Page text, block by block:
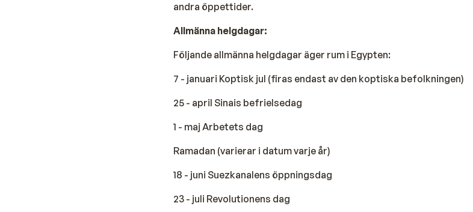
andra öppettider.
Allmänna helgdagar:
Följande allmänna helgdagar äger rum i Egypten:
7 - januari Koptisk jul (firas endast av den koptiska befolkningen)
25 - april Sinais befrielsedag
1 - maj Arbetets dag
Ramadan (varierar i datum varje år)
18 - juni Suezkanalens öppningsdag
23 - juli Revolutionens dag